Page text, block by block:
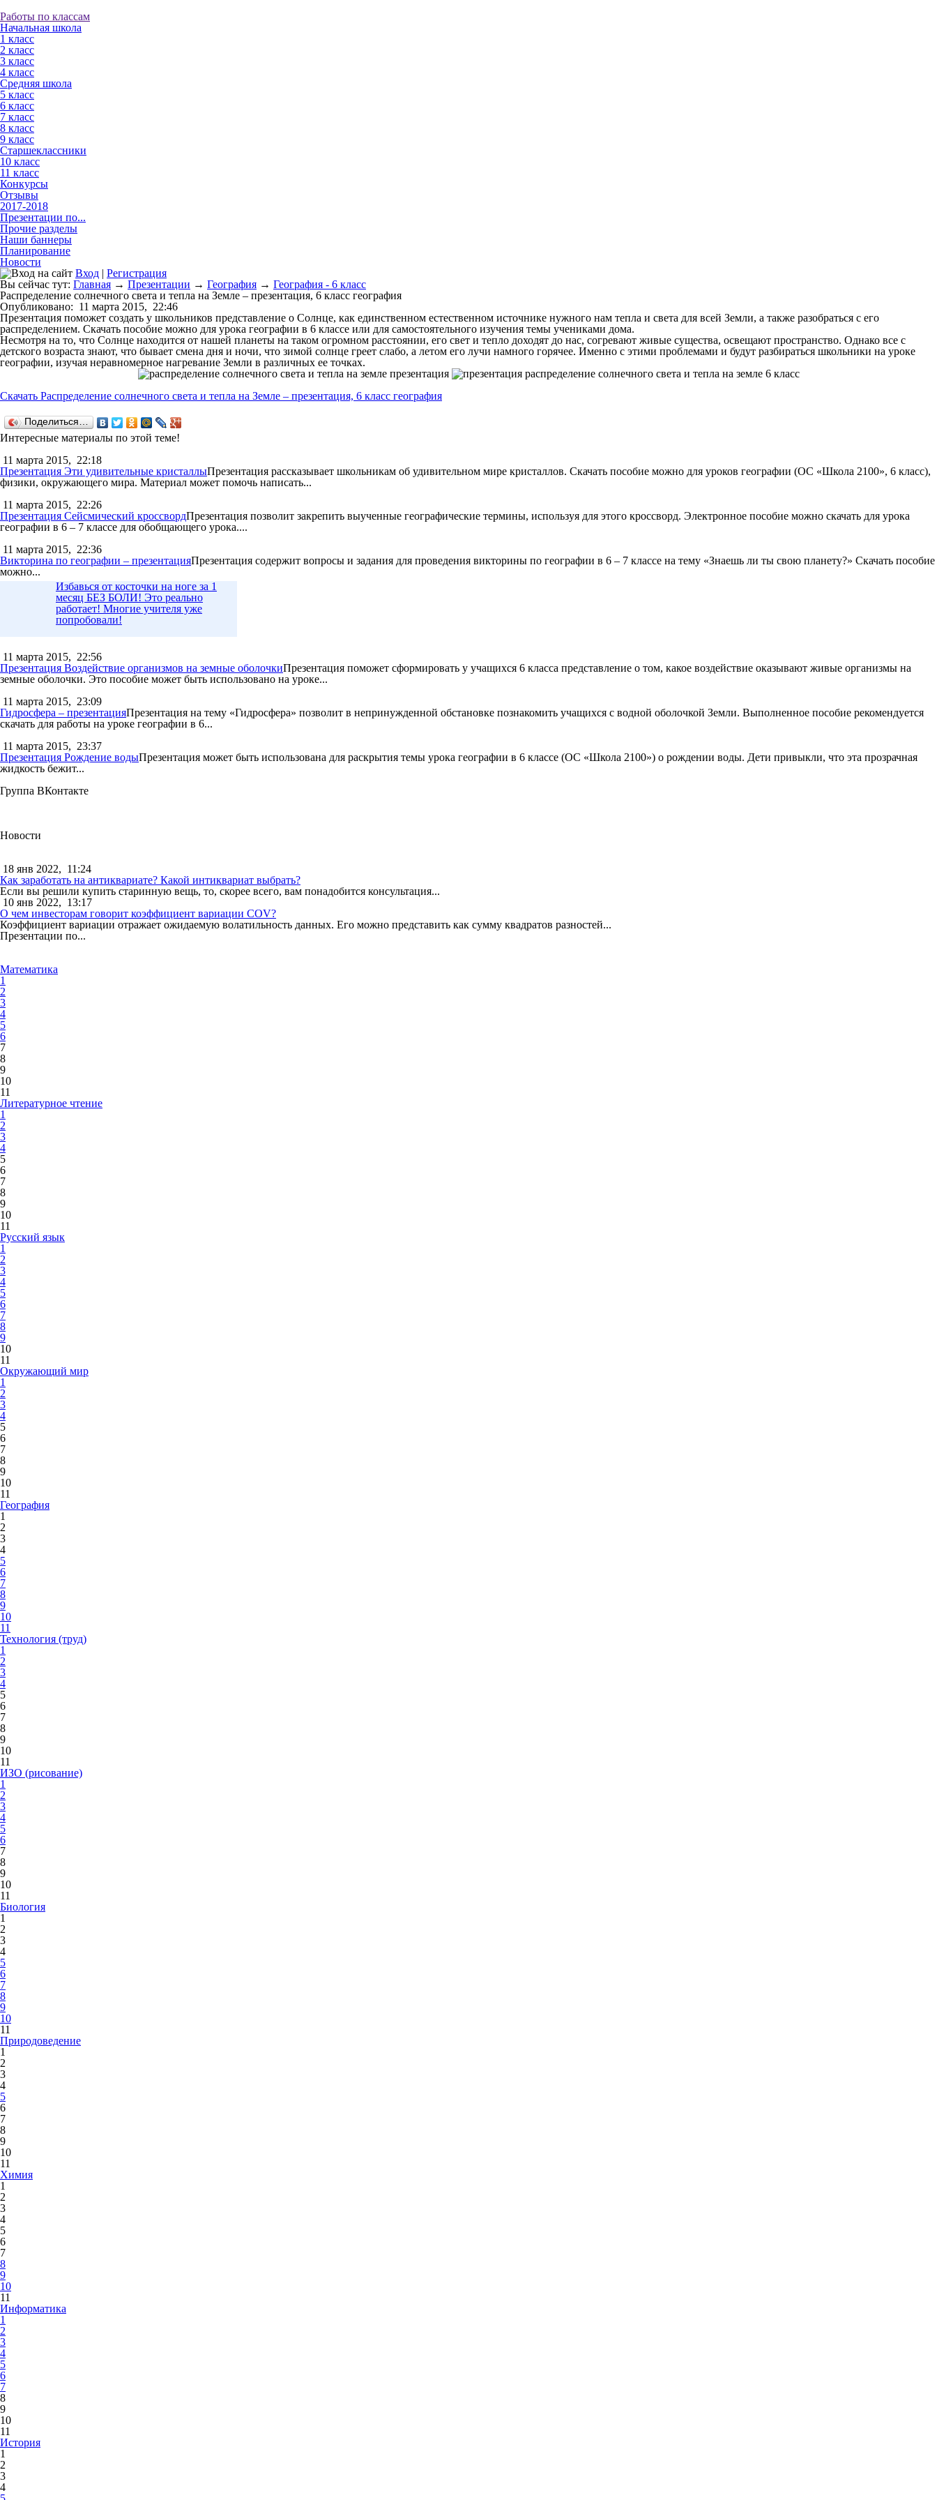
Работы по классам
Начальная школа
1 класс
2 класс
3 класс
4 класс
Средняя школа
5 класс
6 класс
7 класс
8 класс
9 класс
Старшеклассники
10 класс
11 класс
Конкурсы
Отзывы
2017-2018
Презентации по...
Прочие разделы
Наши баннеры
Планирование
Новости
Вход | Регистрация
Вы сейчас тут: Главная → Презентации → География → География - 6 класс
Распределение солнечного света и тепла на Земле – презентация, 6 класс география
Опубликовано: 11 марта 2015, 22:46
Презентация поможет создать у школьников представление о Солнце, как единственном естественном источнике нужного нам тепла и света для всей Земли, а также разобраться с его
распределением. Скачать пособие можно для урока географии в 6 классе или для самостоятельного изучения темы учениками дома.
Несмотря на то, что Солнце находится от нашей планеты на таком огромном расстоянии, его свет и тепло доходят до нас, согревают живые существа, освещают пространство. Однако все с
детского возраста знают, что бывает смена дня и ночи, что зимой солнце греет слабо, а летом его лучи намного горячее. Именно с этими проблемами и будут разбираться школьники на уроке
географии, изучая неравномерное нагревание Земли в различных ее точках.
Скачать Распределение солнечного света и тепла на Земле – презентация, 6 класс география
Поделиться…
Интересные материалы по этой теме!
11 марта 2015, 22:18
Презентация Эти удивительные кристаллыПрезентация рассказывает школьникам об удивительном мире кристаллов. Скачать пособие можно для уроков географии (ОС «Школа 2100», 6 класс),
физики, окружающего мира. Материал может помочь написать...
11 марта 2015, 22:26
Презентация Сейсмический кроссвордПрезентация позволит закрепить выученные географические термины, используя для этого кроссворд. Электронное пособие можно скачать для урока
географии в 6 – 7 классе для обобщающего урока....
11 марта 2015, 22:36
Викторина по географии – презентацияПрезентация содержит вопросы и задания для проведения викторины по географии в 6 – 7 классе на тему «Знаешь ли ты свою планету?» Скачать пособие
можно...
Избавься от косточки на ноге за 1
месяц БЕЗ БОЛИ! Это реально
работает! Многие учителя уже
попробовали!
11 марта 2015, 22:56
Презентация Воздействие организмов на земные оболочкиПрезентация поможет сформировать у учащихся 6 класса представление о том, какое воздействие оказывают живые организмы на
земные оболочки. Это пособие может быть использовано на уроке...
11 марта 2015, 23:09
Гидросфера – презентацияПрезентация на тему «Гидросфера» позволит в непринужденной обстановке познакомить учащихся с водной оболочкой Земли. Выполненное пособие рекомендуется
скачать для работы на уроке географии в 6...
11 марта 2015, 23:37
Презентация Рождение водыПрезентация может быть использована для раскрытия темы урока географии в 6 классе (ОС «Школа 2100») о рождении воды. Дети привыкли, что эта прозрачная
жидкость бежит...
Группа ВКонтакте
Новости
18 янв 2022, 11:24
Как заработать на антиквариате? Какой интиквариат выбрать?
Если вы решили купить старинную вещь, то, скорее всего, вам понадобится консультация...
10 янв 2022, 13:17
О чем инвесторам говорит коэффициент вариации COV?
Коэффициент вариации отражает ожидаемую волатильность данных. Его можно представить как сумму квадратов разностей...
Презентации по...
Математика
1
2
3
4
5
6
7
8
9
10
11
Литературное чтение
1
2
3
4
5
6
7
8
9
10
11
Русский язык
1
2
3
4
5
6
7
8
9
10
11
Окружающий мир
1
2
3
4
5
6
7
8
9
10
11
География
1
2
3
4
5
6
7
8
9
10
11
Технология (труд)
1
2
3
4
5
6
7
8
9
10
11
ИЗО (рисование)
1
2
3
4
5
6
7
8
9
10
11
Биология
1
2
3
4
5
6
7
8
9
10
11
Природоведение
1
2
3
4
5
6
7
8
9
10
11
Химия
1
2
3
4
5
6
7
8
9
10
11
Информатика
1
2
3
4
5
6
7
8
9
10
11
История
1
2
3
4